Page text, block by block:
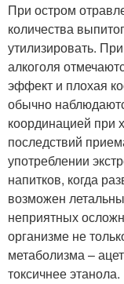
При остром
количества
утилизировать.
алкоголя
эффект и плохая
обычно
координацией при
последствий
употреблении
напитков, когда
возможен
неприятных
организме не
метаболизма –
токсичнее этанола.